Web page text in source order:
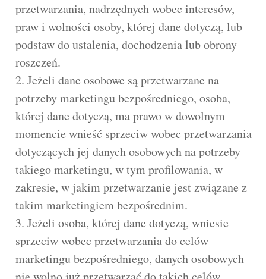
przetwarzania, nadrzędnych wobec interesów,
praw i wolności osoby, której dane dotyczą, lub
podstaw do ustalenia, dochodzenia lub obrony
roszczeń.
2. Jeżeli dane osobowe są przetwarzane na
potrzeby marketingu bezpośredniego, osoba,
której dane dotyczą, ma prawo w dowolnym
momencie wnieść sprzeciw wobec przetwarzania
dotyczących jej danych osobowych na potrzeby
takiego marketingu, w tym profilowania, w
zakresie, w jakim przetwarzanie jest związane z
takim marketingiem bezpośrednim.
3. Jeżeli osoba, której dane dotyczą, wniesie
sprzeciw wobec przetwarzania do celów
marketingu bezpośredniego, danych osobowych